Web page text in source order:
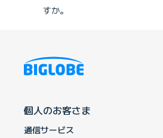
すか。
個人のお客さま
通信サービス